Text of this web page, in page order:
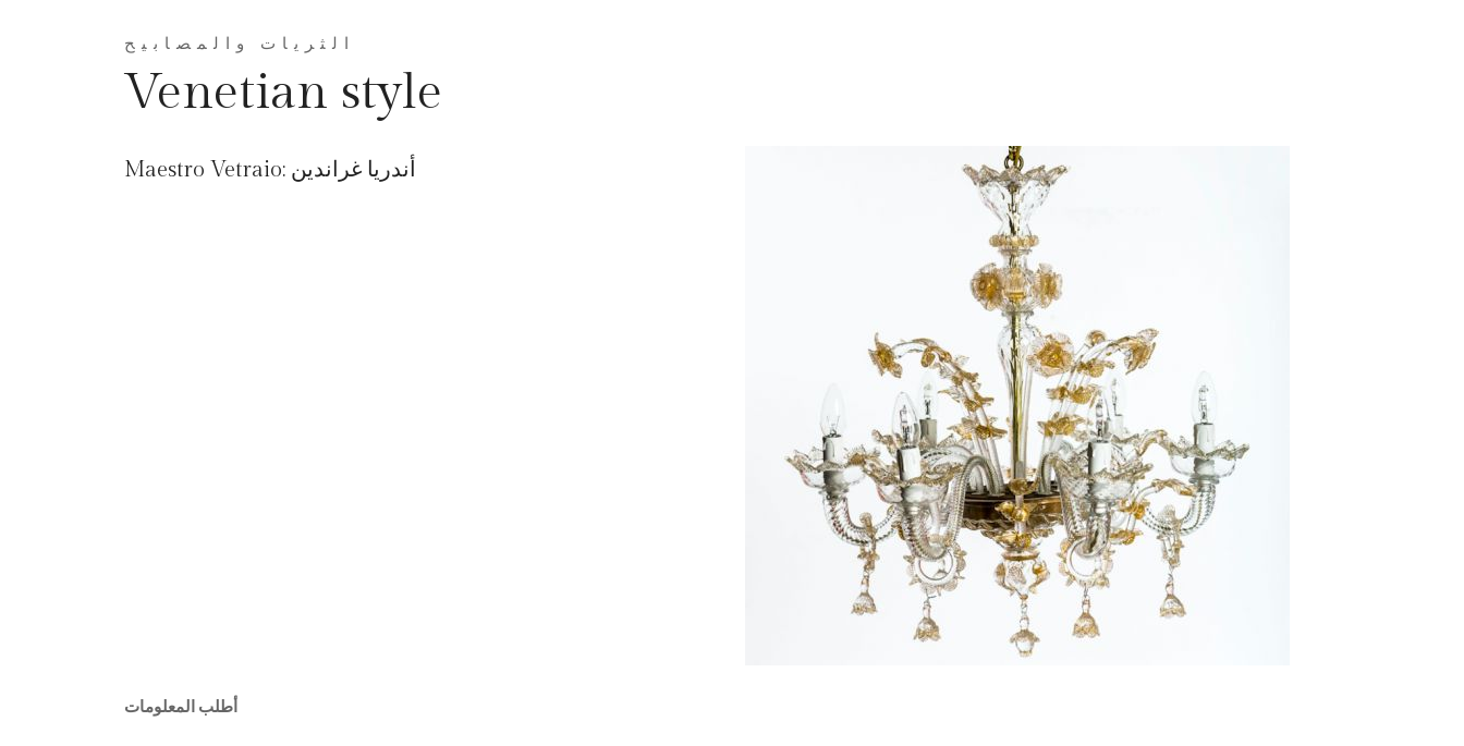
الثريات والمصابيح
Venetian style
Maestro Vetraio: أندريا غراندين
أطلب المعلومات